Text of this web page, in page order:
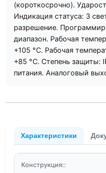
(короткосрочно).
Индикация статуса: 3
разрешение.
диапазон. Рабочая
+105 °C. Рабочая
+85 °C. Степень защиты:
питания. Аналоговый
Характеристики
Конструкция::